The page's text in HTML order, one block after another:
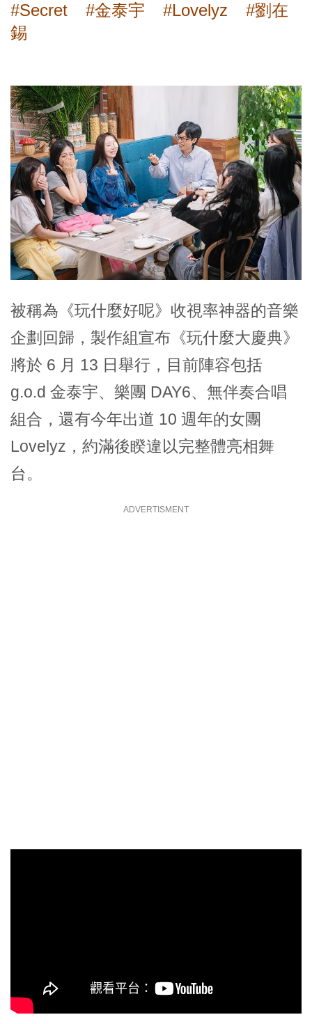
#Secret #金泰宇 #Lovelyz
#劉在
錫
被稱為《玩什麼好呢》收視率神器的音樂
企劃回歸，製作組宣布《玩什麼大慶典》
將於 6 月 13 日舉行，目前陣容包括
g.o.d 金泰宇、樂團 DAY6、無伴奏合唱
組合，還有今年出道 10 週年的女團
Lovelyz，約滿後睽違以完整體亮相舞
台。
ADVERTISMENT